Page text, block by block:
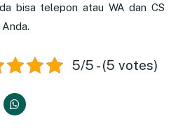
bisa telepon atau WA dan CS
5/5 - (5 votes)